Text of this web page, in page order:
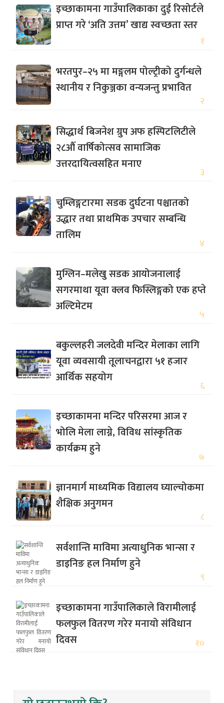
इच्छाकामना गाउँपालिकाका दुई रिसोर्टले
प्राप्त गरे ‘अति उत्तम’ खाद्य स्वच्छता स्तर
१
भरतपुर–२५ मा मङ्गलम पोल्ट्रीको दुर्गन्धले
स्थानीय र निकुञ्जका वन्यजन्तु प्रभावित
२
सिद्धार्थ बिजनेश ग्रुप अफ हस्पिटलिटीले
२८औँ वार्षिकोत्सव सामाजिक
उत्तरदायित्वसहित मनाए
३
चुम्लिङ्गटारमा सडक दुर्घटना पश्चातको
उद्धार तथा प्राथमिक उपचार सम्बन्धि
तालिम
४
मुग्लिन–मलेखु सडक आयोजनालाई
सगरमाथा यूवा क्लव फिस्लिङ्गको एक हप्ते
अल्टिमेटम
५
बकुल्लहरी जलदेवी मन्दिर मेलाका लागि
यूवा व्यवसायी तूलाचनद्वारा ५१ हजार
आर्थिक सहयोग
६
इच्छाकामना मन्दिर परिसरमा आज र
भोलि मेला लाग्ने, विविध सांस्कृतिक
कार्यक्रम हुने
७
ज्ञानमार्ग माध्यमिक विद्यालय घ्याल्चोकमा
शैक्षिक अनुगमन
८
सर्वशान्ति माविमा अत्याधुनिक भान्सा र
डाइनिङ हल निर्माण हुने
९
इच्छाकामना गाउँपालिकाले विरामीलाई
फलफुल वितरण गरेर मनायो संविधान
दिवस
१०